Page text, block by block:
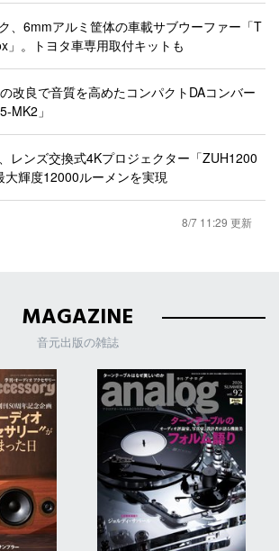
、6mmアルミ筐体の車載サブウーファー「T
」。トヨタ車専用取付キットも
改良で音質を高めたコンパクトDAコンバー
MK2」
レンズ交換式4Kプロジェクター「ZUH1200
大輝度12000ルーメンを実現
8/7 11:29 更新
MAGAZINE
音元出版の雑誌